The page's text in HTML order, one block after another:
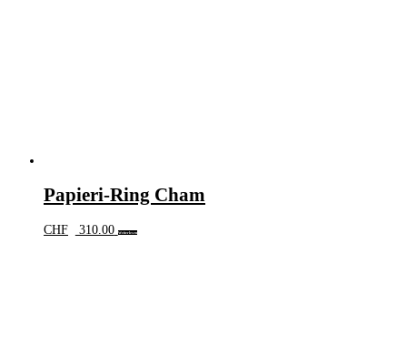
Papieri-Ring Cham
CHF 310.00 Weiterlesen